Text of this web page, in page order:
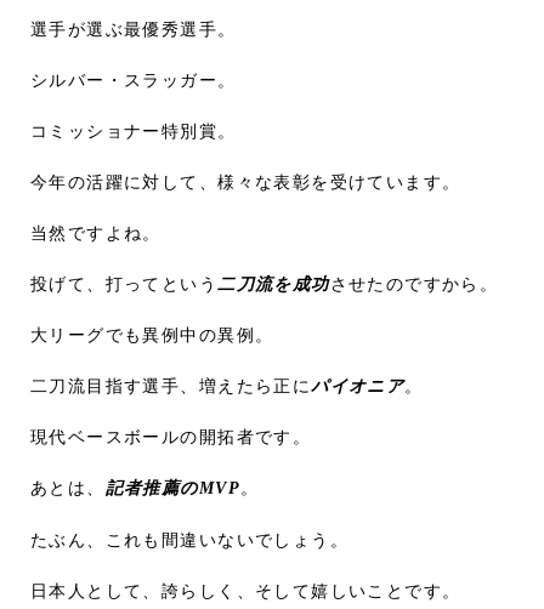
選手が選ぶ最優秀選手。
シルバー・スラッガー。
コミッショナー特別賞。
今年の活躍に対して、様々な表彰を受けています。
当然ですよね。
投げて、打ってという二刀流を成功させたのですから。
大リーグでも異例中の異例。
二刀流目指す選手、増えたら正にパイオニア。
現代ベースボールの開拓者です。
あとは、 記者推薦のMVP。
たぶん、これも間違いないでしょう。
日本人として、誇らしく、そして嬉しいことです。